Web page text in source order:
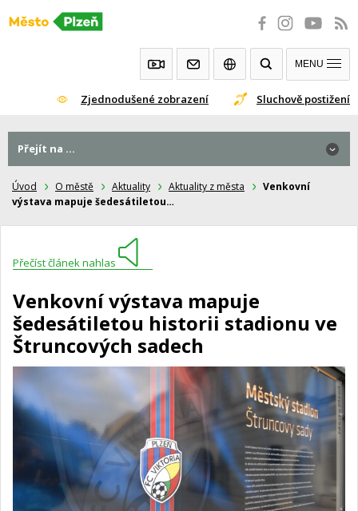
Přeskočit
Zjednodušené zobrazení Sluchově postižení
MENU
Úvod O městě Aktuality Aktuality z města
Venkovní
výstava mapuje šedesátiletou…
Přečíst článek nahlas
Venkovní výstava mapuje
šedesátiletou historii stadionu ve
Štruncových sadech
Přejít na ...